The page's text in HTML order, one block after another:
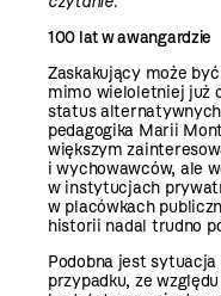
100 lat w awangardzie
Zaskakujący może
mimo wieloletniej już
status
pedagogika Marii
większym
i wychowawców, ale
w instytucjach
w placówkach
historii nadal trudno
Podobna jest
przypadku, ze